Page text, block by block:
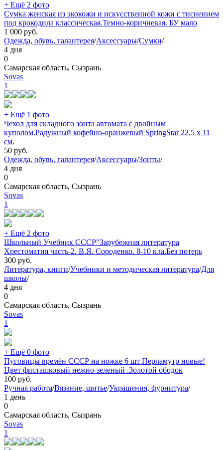
+ Ещё 2 фото
Сумка женская из экокожи и искусственной кожи с тиснением
под крокодила классическая.Темно-коричневая. БУ мало
1 000 руб.
Одежда, обувь, галантерея/Аксессуары/Сумки/
4 дня
0
Самарская область, Сызрань
Sovas
1
+ Ещё 1 фото
Чехол для складного зонта автомата с двойным
куполом.Радужный кофейно-оранжевый SpringStar 22,5 х 11
cм.
50 руб.
Одежда, обувь, галантерея/Аксессуары/Зонты/
4 дня
0
Самарская область, Сызрань
Sovas
1
+ Ещё 2 фото
Школьный Учебник СССР"Зарубежная литература
Хрестоматия часть-2. В.Я. Сороденко. 8-10 кла.Без потерь
300 руб.
Литература, книги/Учебники и методическая литература/Для
школы/
4 дня
0
Самарская область, Сызрань
Sovas
1
+ Ещё 0 фото
Пуговицы времён СССР на ножке 6 шт Перламутр новые!
Цвет фисташковый нежно-зеленый .Золотой ободок
100 руб.
Ручная работа/Вязание, шитье/Украшения, фурнитура/
1 день
0
Самарская область, Сызрань
Sovas
1